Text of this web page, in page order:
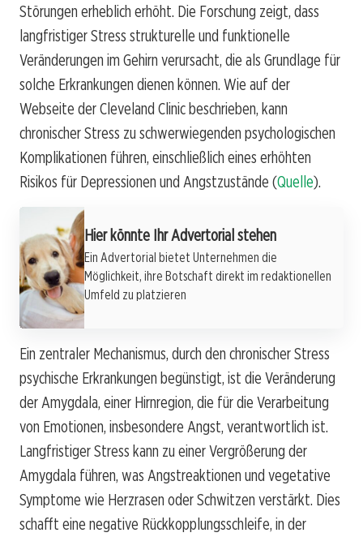
Störungen erheblich erhöht. Die Forschung zeigt, dass
langfristiger Stress strukturelle und funktionelle
Veränderungen im Gehirn verursacht, die als Grundlage für
solche Erkrankungen dienen können. Wie auf der
Webseite der Cleveland Clinic beschrieben, kann
chronischer Stress zu schwerwiegenden psychologischen
Komplikationen führen, einschließlich eines erhöhten
Risikos für Depressionen und Angstzustände (Quelle).
Hier könnte Ihr Advertorial stehen
Ein Advertorial bietet Unternehmen die
Möglichkeit, ihre Botschaft direkt im redaktionellen
Umfeld zu platzieren
Ein zentraler Mechanismus, durch den chronischer Stress
psychische Erkrankungen begünstigt, ist die Veränderung
der Amygdala, einer Hirnregion, die für die Verarbeitung
von Emotionen, insbesondere Angst, verantwortlich ist.
Langfristiger Stress kann zu einer Vergrößerung der
Amygdala führen, was Angstreaktionen und vegetative
Symptome wie Herzrasen oder Schwitzen verstärkt. Dies
schafft eine negative Rückkopplungsschleife, in der